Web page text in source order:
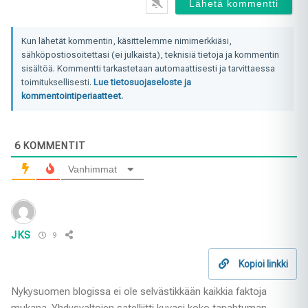
Kun lähetät kommentin, käsittelemme nimimerkkiäsi,
sähköpostiosoitettasi (ei julkaista), teknisiä tietoja ja kommentin
sisältöä. Kommentti tarkastetaan automaattisesti ja tarvittaessa
toimituksellisesti. Lue tietosuojaseloste ja
kommentointiperiaatteet.
6 KOMMENTIT
Vanhimmat
JKS 9
Kopioi linkki
Nykysuomen blogissa ei ole selvästikkään kaikkia faktoja